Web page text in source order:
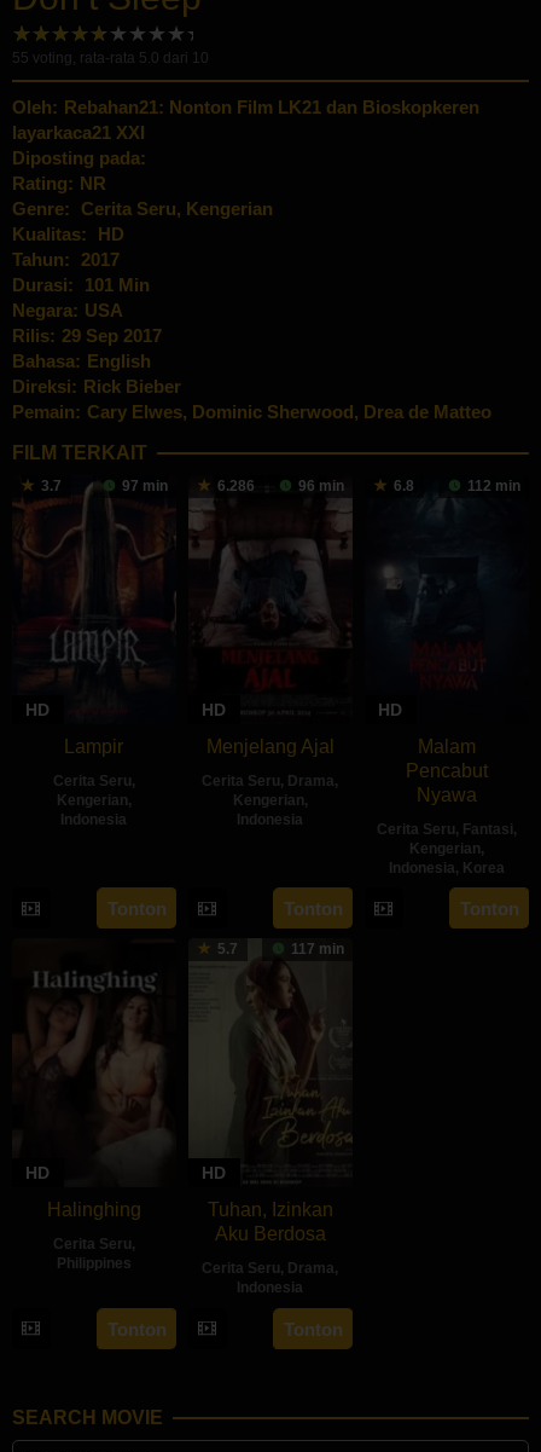
55 voting, rata-rata 5.0 dari 10
Oleh: Rebahan21: Nonton Film LK21 dan Bioskopkeren
layarkaca21 XXI
Diposting pada:
Rating: NR
Genre:
Cerita Seru, Kengerian
Kualitas:
HD
Tahun:
2017
Durasi:
101 Min
Negara: USA
Rilis: 29 Sep 2017
Bahasa: English
Direksi: Rick Bieber
Pemain: Cary Elwes, Dominic Sherwood, Drea de Matteo
FILM TERKAIT
3.7 97 min
HD
Lampir
Cerita Seru,
Kengerian,
Indonesia
Feb
2024
Gulardi
Tonton
6.286 96 min
HD
Menjelang Ajal
Cerita Seru, Drama,
Kengerian,
Indonesia
Apr
2024
Daeng
Ratu
Tonton
6.8 112 min
HD
Malam
Pencabut
Nyawa
Cerita Seru, Fantasi,
Kengerian,
Indonesia, Korea
22
May
Sidharta
Tata
Tonton
HD
Halinghing
Cerita Seru,
Philippines
18
Oct
2024
Jaque
Carlos
Tonton
5.7 117 min
HD
Tuhan, Izinkan
Aku Berdosa
Cerita Seru, Drama,
Indonesia
22
May
Feyhero
Tonton
SEARCH MOVIE